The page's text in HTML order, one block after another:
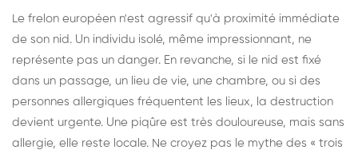
Le frelon européen n'est agressif qu'à proximité immédiate
de son nid. Un individu isolé, même impressionnant, ne
représente pas un danger. En revanche, si le nid est fixé
dans un passage, un lieu de vie, une chambre, ou si des
personnes allergiques fréquentent les lieux, la destruction
devient urgente. Une piqûre est très douloureuse, mais sans
allergie, elle reste locale. Ne croyez pas le mythe des « trois